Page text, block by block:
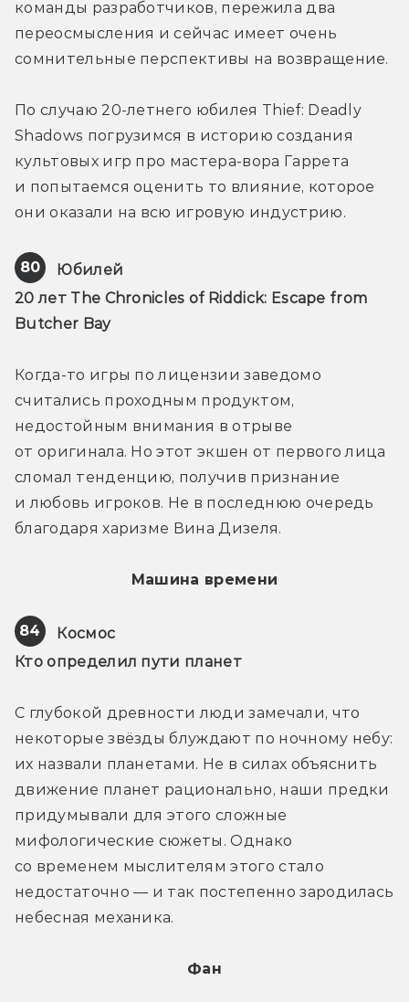
команды разработчиков, пережила два
переосмысления и сейчас имеет очень
сомнительные перспективы на возвращение.
По случаю 20-летнего юбилея Thief: Deadly
Shadows погрузимся в историю создания
культовых игр про мастера-вора Гаррета
и попытаемся оценить то влияние, которое
они оказали на всю игровую индустрию.
80
Юбилей
20 лет The Chronicles of Riddick: Escape from
Butcher Bay
Когда-то игры по лицензии заведомо
считались проходным продуктом,
недостойным внимания в отрыве
от оригинала. Но этот экшен от первого лица
сломал тенденцию, получив признание
и любовь игроков. Не в последнюю очередь
благодаря харизме Вина Дизеля.
Машина времени
84
Космос
Кто определил пути планет
С глубокой древности люди замечали, что
некоторые звёзды блуждают по ночному небу:
их назвали планетами. Не в силах объяснить
движение планет рационально, наши предки
придумывали для этого сложные
мифологические сюжеты. Однако
со временем мыслителям этого стало
недостаточно — и так постепенно зародилась
небесная механика.
Фан